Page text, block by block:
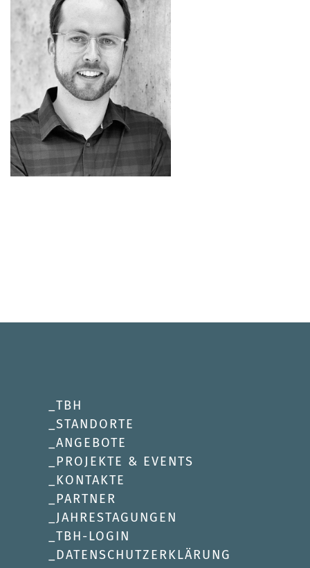
TBH
STANDORTE
ANGEBOTE
PROJEKTE & EVENTS
KONTAKTE
PARTNER
JAHRESTAGUNGEN
TBH-LOGIN
DATENSCHUTZERKLÄRUNG